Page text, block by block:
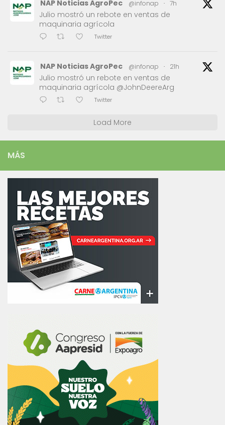
NAP Noticias AgroPec @infonap · 7h
Julio mostró un rebote en ventas de
maquinaria agrícola
Twitter
NAP Noticias AgroPec @infonap · 21h
Julio mostró un rebote en ventas de
maquinaria agrícola @JohnDeereArg
Twitter
Load More
MÁS